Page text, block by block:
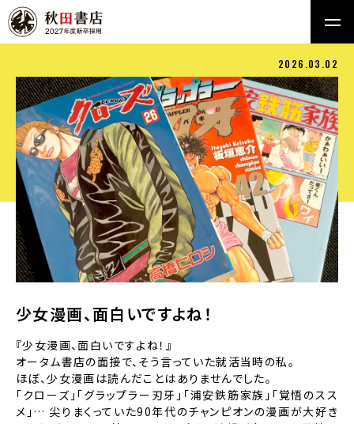
2026.03.02
少女漫画、面白いですよね！
『少女漫画、面白いですよね！』
オータム書店の面接で、そう言っていた就活当時の私。
ほぼ、少女漫画は読んだことはありませんでした。
「クローズ」「グラップラー刃牙」「浦安鉄筋家族」「覚悟のスス
メ」… 尖りまくっていた90年代のチャンピオンの漫画が大好き